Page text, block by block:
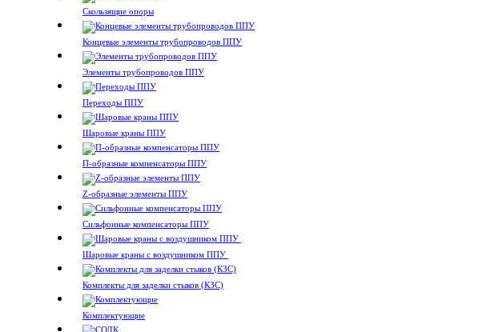
Скользящие опоры
Концевые элементы трубопроводов ППУ
Элементы трубопроводов ППУ
Переходы ППУ
Шаровые краны ППУ
П-образные компенсаторы ППУ
Z-образные элементы ППУ
Сильфонные компенсаторы ППУ
Шаровые краны с воздушником ППУ
Комплекты для заделки стыков (КЗС)
Комплектующие